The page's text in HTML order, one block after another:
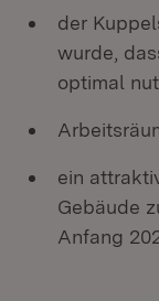
der
wurde,
optimal
ein
Gebäude
Anfang